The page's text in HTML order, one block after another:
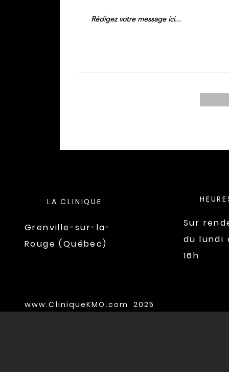
LA CLINIQUE
Grenville-sur-la-
Rouge (Québec)
www.CliniqueKMO.com 2025
Sur
du lundi
16h